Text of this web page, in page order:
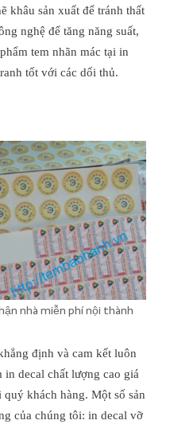
khâu sản xuất để tránh thất
nghệ để tăng năng suất,
tem nhãn mác tại in
tốt với các dối thủ.
nhà miễn phí nội thành
định và cam kết luôn
in decal chất lượng cao giá
khách hàng. Một số sản
của chúng tôi: in decal vỡ